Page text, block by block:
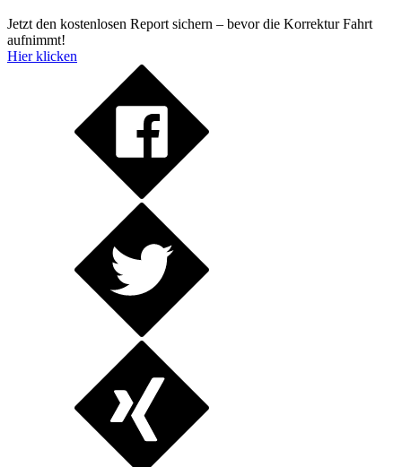
Jetzt den kostenlosen Report sichern – bevor die Korrektur Fahrt
aufnimmt!
Hier klicken